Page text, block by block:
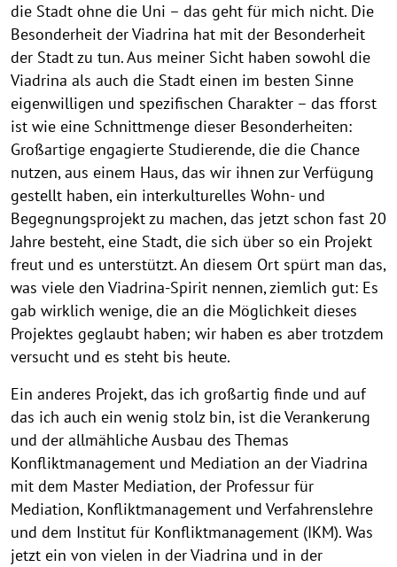
die Stadt ohne die Uni – das geht für mich nicht. Die
Besonderheit der Viadrina hat mit der Besonderheit
der Stadt zu tun. Aus meiner Sicht haben sowohl die
Viadrina als auch die Stadt einen im besten Sinne
eigenwilligen und spezifischen Charakter – das fforst
ist wie eine Schnittmenge dieser Besonderheiten:
Großartige engagierte Studierende, die die Chance
nutzen, aus einem Haus, das wir ihnen zur Verfügung
gestellt haben, ein interkulturelles Wohn- und
Begegnungsprojekt zu machen, das jetzt schon fast 20
Jahre besteht, eine Stadt, die sich über so ein Projekt
freut und es unterstützt. An diesem Ort spürt man das,
was viele den Viadrina-Spirit nennen, ziemlich gut: Es
gab wirklich wenige, die an die Möglichkeit dieses
Projektes geglaubt haben; wir haben es aber trotzdem
versucht und es steht bis heute.
Ein anderes Projekt, das ich großartig finde und auf
das ich auch ein wenig stolz bin, ist die Verankerung
und der allmähliche Ausbau des Themas
Konfliktmanagement und Mediation an der Viadrina
mit dem Master Mediation, der Professur für
Mediation, Konfliktmanagement und Verfahrenslehre
und dem Institut für Konfliktmanagement (IKM). Was
jetzt ein von vielen in der Viadrina und in der